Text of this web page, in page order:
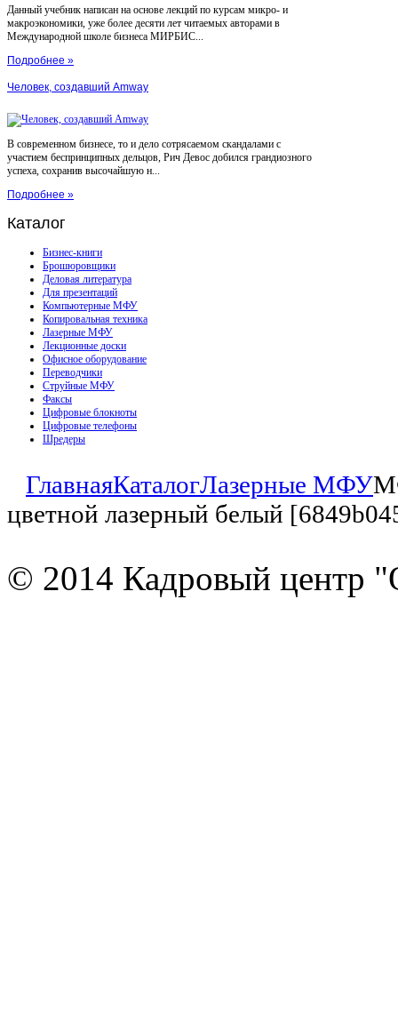
Данный учебник написан на основе лекций по курсам микро- и
макроэкономики, уже более десяти лет читаемых авторами в
Международной школе бизнеса МИРБИС...
Подробнее »
Человек, создавший Amway
В современном бизнесе, то и дело сотрясаемом скандалами с
участием беспринципных дельцов, Рич Девос добился грандиозного
успеха, сохранив высочайшую н...
Подробнее »
Каталог
Бизнес-книги
Брошюровщики
Деловая литература
Для презентаций
Компьютерные МФУ
Копировальная техника
Лазерные МФУ
Лекционные доски
Офисное оборудование
Переводчики
Струйные МФУ
Факсы
Цифровые блокноты
Цифровые телефоны
Шредеры
ГлавнаяКаталогЛазерные МФУ
цветной лазерный белый
© 2014 Кадровый центр